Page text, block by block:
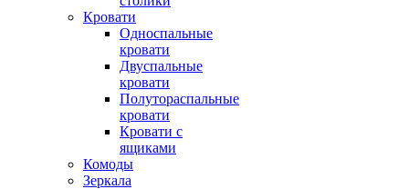
Кровати
Односпальные
кровати
Двуспальные
кровати
Полутораспальные
кровати
Кровати с
ящиками
Комоды
Зеркала